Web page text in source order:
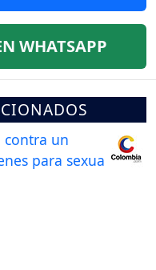
WHATSAPP